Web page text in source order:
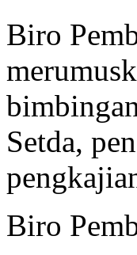
Biro
Setda,
Biro